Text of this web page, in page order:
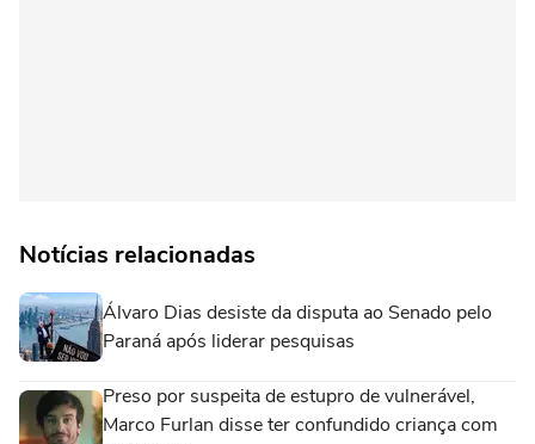
Notícias relacionadas
Álvaro Dias desiste da disputa ao Senado pelo
Paraná após liderar pesquisas
Preso por suspeita de estupro de vulnerável,
Marco Furlan disse ter confundido criança com